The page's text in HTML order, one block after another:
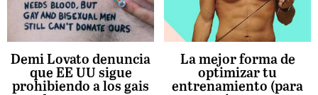
Demi Lovato denuncia
que EE UU sigue
prohibiendo a los gais
La mejor forma de
optimizar tu
entrenamiento (para